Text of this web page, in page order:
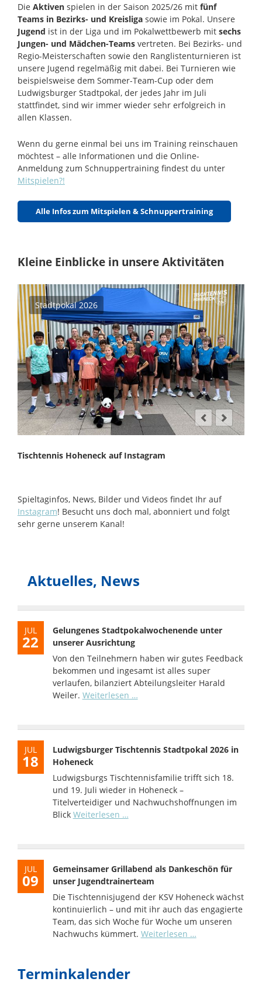
Die Aktivenspielen in der Saison 2025/26 mit fünf
Teams in Bezirks- und Kreisligasowie im Pokal. Unsere
Jugend ist in der Liga und im Pokalwettbewerb mit sechs
Jungen- und Mädchen-Teamsvertreten. Bei Bezirks- und
Regio-Meisterschaften sowie den Ranglistenturnieren ist
unsere Jugend regelmäßig mit dabei. Bei Turnieren wie
beispielsweise dem Sommer-Team-Cup oder dem
Ludwigsburger Stadtpokal, der jedes Jahr im Juli
stattfindet, sind wir immer wieder sehr erfolgreich in
allen Klassen.
Wenn du gerne einmal bei uns im Training reinschauen
möchtest – alle Informationen und die Online-
Anmeldung zum Schnuppertraining findest du unter
Mitspielen?!
Alle Infos zum Mitspielen & Schnuppertraining
Kleine Einblicke in unsere Aktivitäten
Stadtpokal 2026
Tischtennis Hoheneck auf Instagram
Spieltaginfos, News, Bilder und Videos findet Ihr auf
Instagram! Besucht uns doch mal, abonniert und folgt
sehr gerne unserem Kanal!
Aktuelles, News
JUL
22
Gelungenes Stadtpokalwochenende unter
unserer Ausrichtung
Von den Teilnehmern haben wir gutes Feedback
bekommen und ingesamt ist alles super
verlaufen, bilanziert Abteilungsleiter Harald
Weiler. Weiterlesen …
unserer
JUL
18
Ludwigsburger Tischtennis Stadtpokal 2026 in
Hoheneck
Ludwigsburgs Tischtennisfamilie trifft sich 18.
und 19. Juli wieder in Hoheneck –
Titelverteidiger und Nachwuchshoffnungen im
Blick Weiterlesen …
2026
Hoheneck
JUL
09
Gemeinsamer Grillabend als Dankeschön für
unser Jugendtrainerteam
Die Tischtennisjugend der KSV Hoheneck wächst
kontinuierlich – und mit ihr auch das engagierte
Team, das sich Woche für Woche um unseren
Nachwuchs kümmert. Weiterlesen …
Terminkalender